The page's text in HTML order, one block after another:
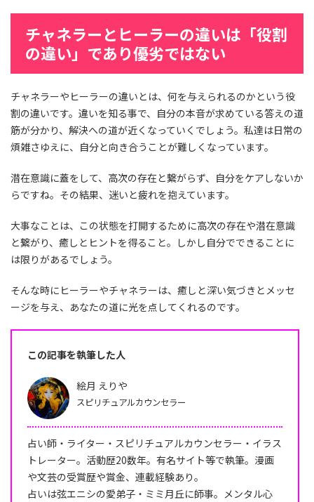
チャネラーとヒーラーの違いは「役割
の違い」であり優劣ではない
チャネラーやヒーラーの違いとは、何を与えられるのかという役
割の違いです。違いを知る事で、自分の本音が求めている答えの道
筋が分かり、解決への道が近くなっていくでしょう。私達は日常の
煩雑さゆえに、自分と向き合うことが難しくなっています。
潜在意識に蓋をして、高次の存在と繋がらず、自分をケアしないか
らですね。その結果、迷いと疲れを抱えています。
大事なことは、この状態を打開するために高次の存在や潜在意識
と繋がり、癒しとヒントを得ること。しかし自分でできることに
は限りがあるでしょう。
そんな時にヒーラーやチャネラーは、癒しと深い気づきとメッセ
ージを与え、あなたの道に光を点してくれるのです。
この記事を執筆した人
絵月 えりや
スピリチュアルカウンセラー
占い師・ライター・スピリチュアルカウンセラー・イラス
トレーター。活動歴20数年。有名サイト等で執筆。漫画
や文芸の受賞歴や賞金、連載経験あり。
占いは弦エニシの愛弟子・ミミ月丘に師事。メンタル心